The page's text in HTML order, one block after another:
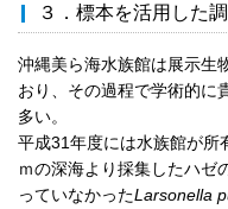
３．標本を活用した
沖縄美ら海水族館は展示生
おり、その過程で学術的に
多い。
平成31年度には水族館が所
ｍの深海より採集したハゼ
っていなかったLarsonella